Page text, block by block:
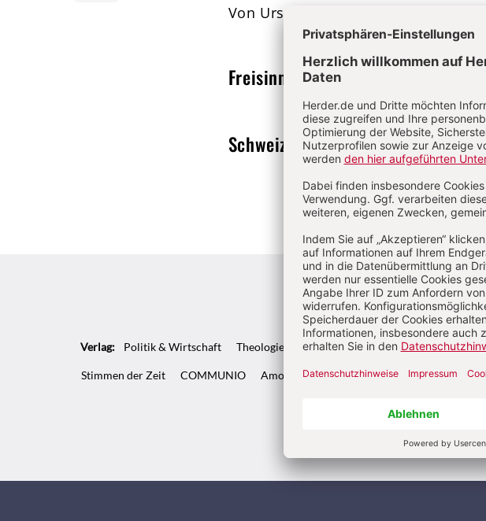
Von Urs Altermatt
Freisinnig-Demokratische Partei
Schweiz Von Urs Altermatt, Adrian
Kategorien: Artikel
Verlag: Politik & Wirtschaft Theologie & Pastoral Pädagogik & Kinderbuch
Stimmen der Zeit COMMUNIO Amosinternational Biblische Notizen
Kundenservice +49 761 2717200